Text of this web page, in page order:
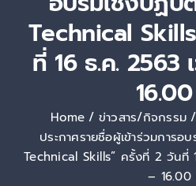
การพัฒนาบุคลากร
Culture &
Engagement
Technical
ที่ 16 ธ.ค. 2563
Home ข่าวสาร/กิจกรรม
ประกาศรายชื่อผู้เข้าร่วมการอ
Technical Skills” ครั้งที่ 2 วันที่
– 16.00